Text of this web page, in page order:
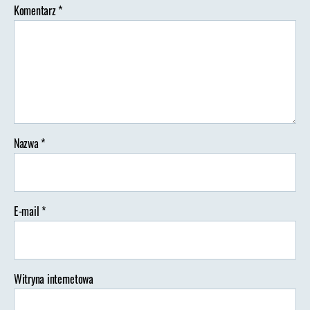
Mare
Komentarz*
Nazwa*
E-mail*
Witryna internetowa